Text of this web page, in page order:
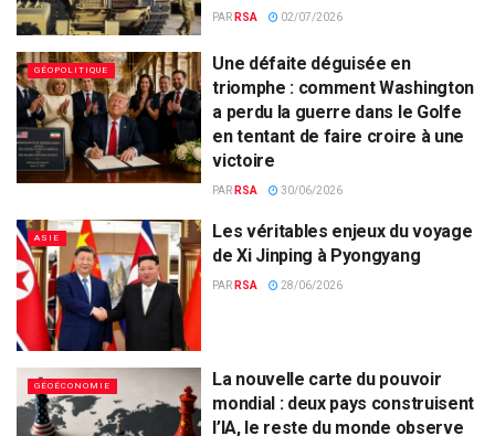
PAR RSA 02/07/2026
GÉOPOLITIQUE
Une défaite déguisée en
triomphe : comment Washington
a perdu la guerre dans le Golfe
en tentant de faire croire à une
victoire
PAR RSA 30/06/2026
ASIE
Les véritables enjeux du voyage
de Xi Jinping à Pyongyang
PAR RSA 28/06/2026
GÉOÉCONOMIE
La nouvelle carte du pouvoir
mondial : deux pays construisent
l’IA, le reste du monde observe